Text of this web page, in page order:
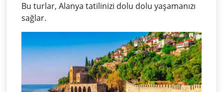
Bu turlar, Alanya tatilinizi dolu dolu yaşamanızı
sağlar.